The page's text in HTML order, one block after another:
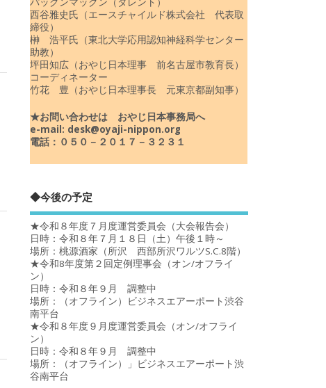
西谷雅史氏（エースチャイルド株式会社 代表取
締役）
榊 浩平氏（東北大学応用認知神経科学センター
助教）
坪田知広（おやじ日本理事 前名古屋市教育長）
コーディネーター
竹花 豊（おやじ日本理事長 元東京都副知事）
★お問い合わせは おやじ日本事務局へ
e-mail: desk@oyaji-nippon.org
電話：０５０－２０１７－３２３１
◆今後の予定
★令和８年度７月度運営委員会（大会報告会）
日時：令和８年７月１８日（土）午後１時～
場所：桃源酒家（所沢 西部所沢ワルツS.C.8階）
★令和8年度第２回定例理事会（オン/オフライ
ン）
日時：令和８年９月 調整中
場所：（オフライン）ビジネスエアーポート渋谷
南平台
★令和８年度９月度運営委員会（オン/オフライ
ン）
日時：令和８年９月 調整中
場所：（オフライン）」ビジネスエアーポート渋
谷南平台